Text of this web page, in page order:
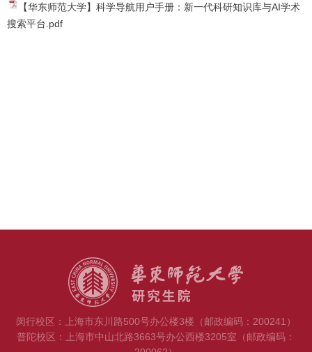
【华东师范大学】科学导航用户手册：新一代科研知识库与AI学术
搜索平台.pdf
闵行校区：上海市东川路500号办公楼3楼（邮政编码：200241）
普陀校区：上海市中山北路3663号办公西楼3205室（邮政编码：